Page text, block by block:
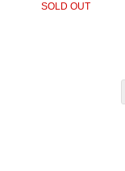
SOLD OUT